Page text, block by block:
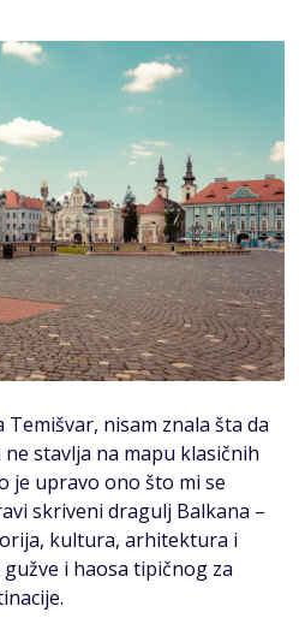
Temišvar, nisam znala šta da
stavlja na mapu klasičnih
je upravo ono što mi se
skriveni dragulj Balkana –
kultura, arhitektura i
i haosa tipičnog za